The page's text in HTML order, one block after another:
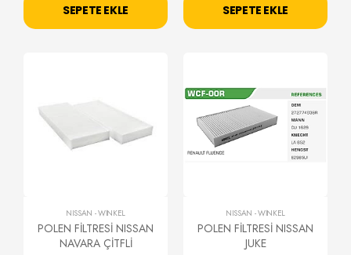
SEPETE EKLE SEPETE EKLE
NISSAN -WİNKEL
POLEN FİLTRESİ NISSAN
NAVARA ÇİTFLİ
NISSAN -WİNKEL
POLEN FİLTRESİ NISSAN
JUKE